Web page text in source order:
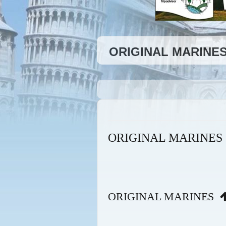
ORIGINAL
ORIGINAL MARINES
ORIGINAL MARINES